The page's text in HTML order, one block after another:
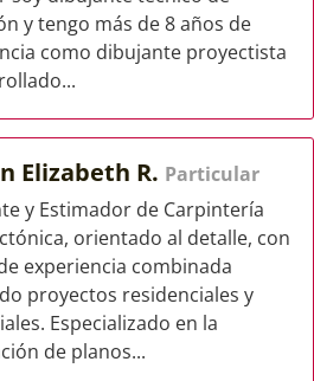
y tengo más de 8 años de
como dibujante proyectista
Elizabeth R. Particular
y Estimador de Carpintería
orientado al detalle, con
experiencia combinada
proyectos residenciales y
Especializado en la
de planos...